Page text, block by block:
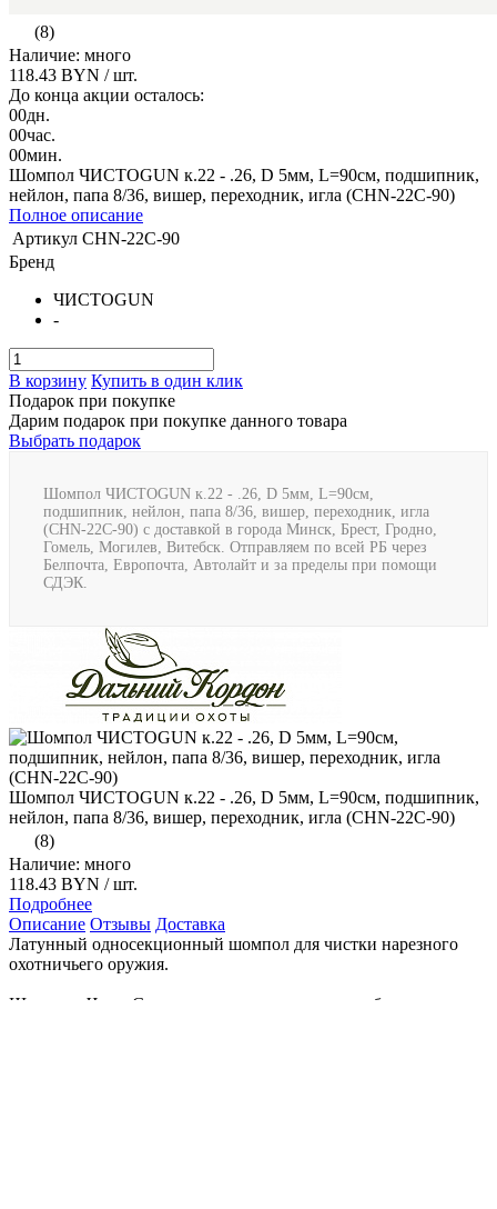
(8)
Наличие: много
118.43 BYN / шт.
До конца акции осталось:
00дн.
00час.
00мин.
Шомпол ЧИСТОGUN к.22 - .26, D 5мм, L=90см, подшипник,
нейлон, папа 8/36, вишер, переходник, игла (CHN-22C-90)
Полное описание
Артикул CHN-22C-90
Бренд
ЧИСТОGUN
-
В корзину Купить в один клик
Подарок при покупке
Дарим подарок при покупке данного товара
Выбрать подарок
Шомпол ЧИСТОGUN к.22 - .26, D 5мм, L=90см,
подшипник, нейлон, папа 8/36, вишер, переходник, игла
(CHN-22C-90) с доставкой в города Минск, Брест, Гродно,
Гомель, Могилев, Витебск. Отправляем по всей РБ через
Белпочта, Европочта, Автолайт и за пределы при помощи
СДЭК.
Шомпол ЧИСТОGUN к.22 - .26, D 5мм, L=90см, подшипник,
нейлон, папа 8/36, вишер, переходник, игла (CHN-22C-90)
(8)
Наличие: много
118.43 BYN / шт.
Подробнее
Описание Отзывы Доставка
Латунный односекционный шомпол для чистки нарезного
охотничьего оружия.
Шомпола ЧистоGun превосходная, и к тому же бюджетная,